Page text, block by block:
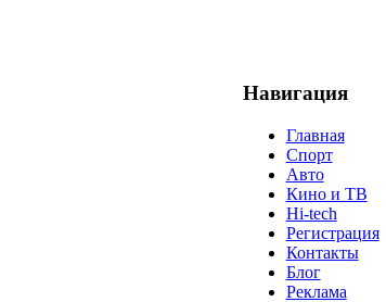
Навигация
Главная
Спорт
Авто
Кино и ТВ
Hi-tech
Регистрация
Контакты
Блог
Реклама